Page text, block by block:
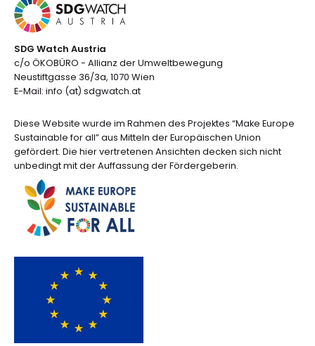
SDG Watch Austria
c/o ÖKOBÜRO - Allianz der Umweltbewegung
Neustiftgasse 36/3a, 1070 Wien
E-Mail: info (at) sdgwatch.at
Diese Website wurde im Rahmen des Projektes “Make Europe
Sustainable for all” aus Mitteln der Europäischen Union
gefördert. Die hier vertretenen Ansichten decken sich nicht
unbedingt mit der Auffassung der Fördergeberin.